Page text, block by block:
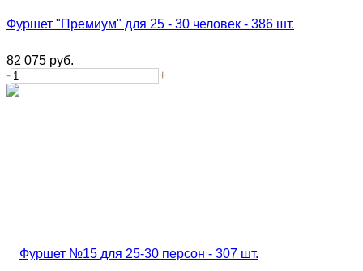
Фуршет "Премиум" для 25 - 30 человек - 386 шт.
82 075 руб.
-
+